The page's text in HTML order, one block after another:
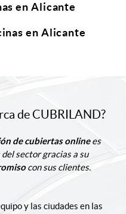
en Alicante
en Alicante
de CUBRILAND?
de cubiertas onlinees
sector gracias a su
con sus clientes.
y las ciudades en las